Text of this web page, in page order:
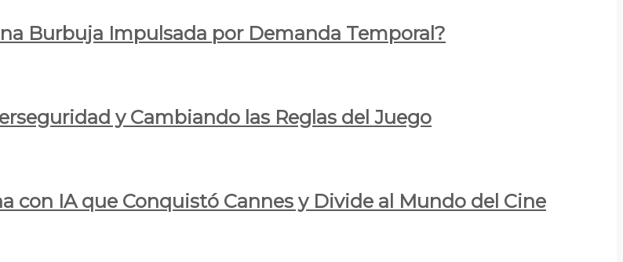
Burbuja Impulsada por Demanda Temporal?
y Cambiando las Reglas del Juego
con IA que Conquistó Cannes y Divide al Mundo del Cine